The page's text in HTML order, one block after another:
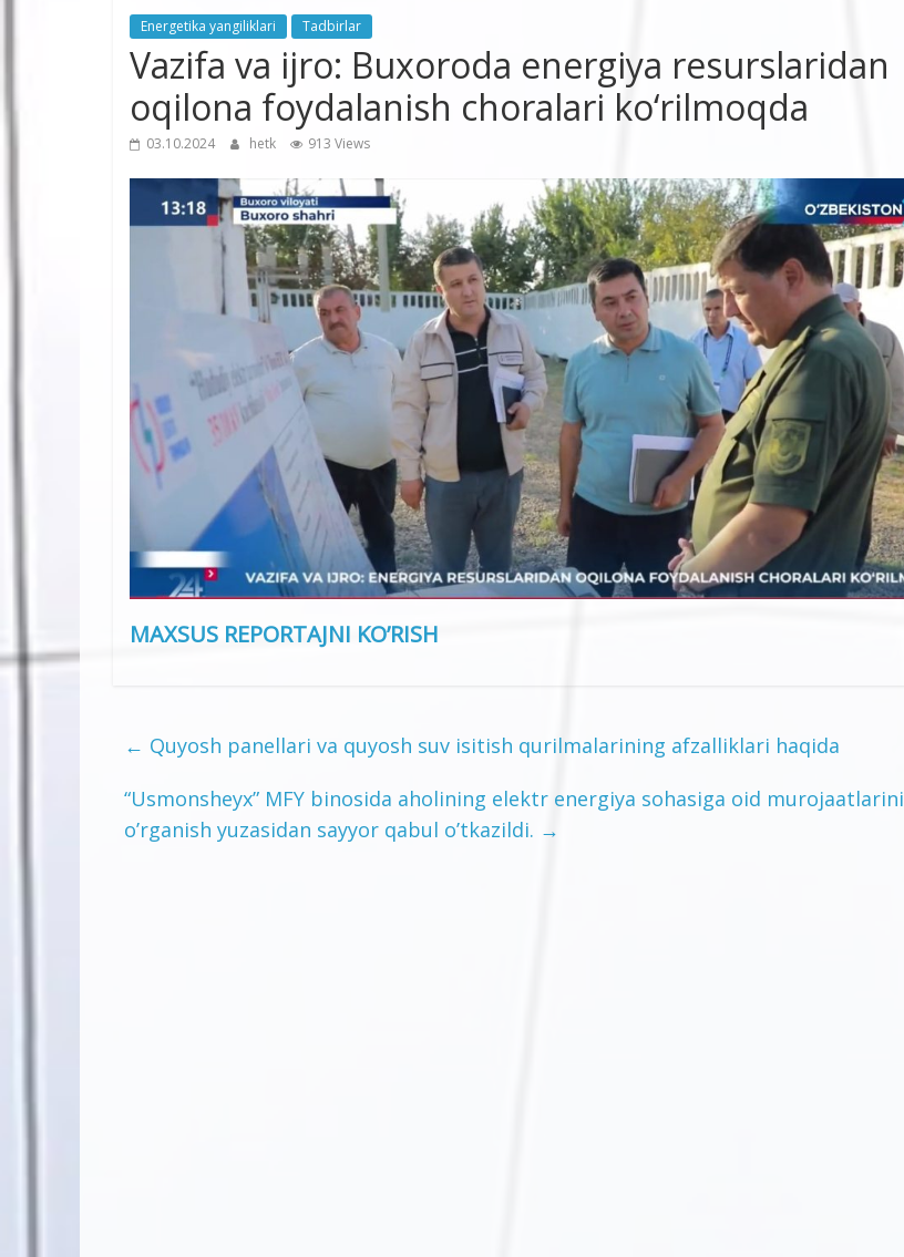
Energetika yangiliklari Tadbirlar
Vazifa va ijro: Buxoroda energiya resurslaridan
oqilona foydalanish choralari ko‘rilmoqda
03.10.2024 hetk 913 Views
MAXSUS REPORTAJNI KO’RISH
← Quyosh panellari va quyosh suv isitish qurilmalarining afzalliklari haqida
“Usmonsheyx” MFY binosida aholining elektr energiya sohasiga oid murojaatlarini
o’rganish yuzasidan sayyor qabul o’tkazildi. →